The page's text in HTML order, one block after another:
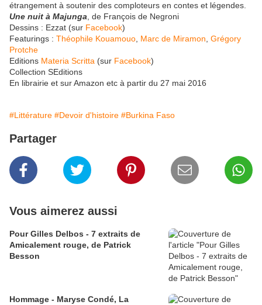
étrangement à soutenir des comploteurs en contes et légendes.
Une nuit à Majunga , de François de Negroni
Dessins : Ezzat (sur Facebook)
Featurings : Théophile Kouamouo Marc de Miramon Grégory
Protche
Editions Materia Scritta (sur Facebook)
Collection SEditions
En librairie et sur Amazon etc à partir du 27 mai 2016
#Littérature #Devoir d'histoire #Burkina Faso
Partager
Vous aimerez aussi
Pour Gilles Delbos - 7 extraits de
Amicalement rouge, de Patrick
Besson
Hommage - Maryse Condé, La